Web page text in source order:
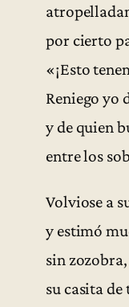
por cierto
«¡Esto
Reniego yo
y de quien
entre los
Volviose a
y estimó
sin
su casita